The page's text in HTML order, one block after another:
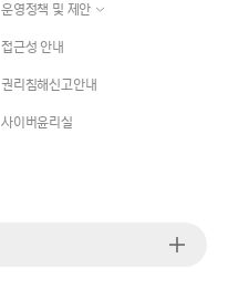
운영정책 및 제안
접근성 안내
권리침해신고안내
사이버윤리실